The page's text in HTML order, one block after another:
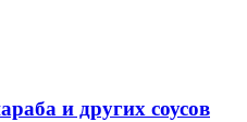
и других соусов